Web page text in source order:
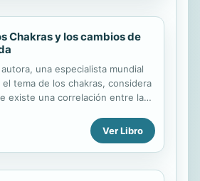
approach his teachings.
Chakras y los cambios de
autora, una especialista mundial
el tema de los chakras, considera
existe una correlación entre la
de vida y los chakras
Así, analiza el
de cada chakra y
al lector una serie de
Ver Libro